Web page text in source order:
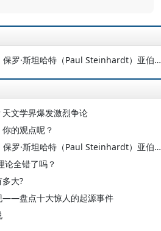
安娜·伊尧什（Anna Ijjas）保罗·斯坦哈特（Paul Steinhardt）亚伯拉罕·勒布（Abraham Loeb）：宇宙大爆炸不曾发生过？
文学界爆发激烈争论
的观点呢？
安娜·伊尧什（Anna Ijjas）保罗·斯坦哈特（Paul Steinhardt）亚伯拉罕·勒布（Abraham Loeb）：宇宙大爆炸不曾发生过？
论全错了吗？
大?
——盘点十大惊人的起源事件